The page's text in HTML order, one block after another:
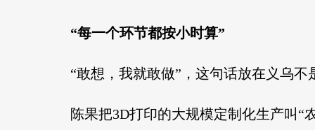
“每一个环节都按小时算”
“敢想，我就敢做”，这句话放在义乌
陈果把3D打印的大规模定制化生产叫“